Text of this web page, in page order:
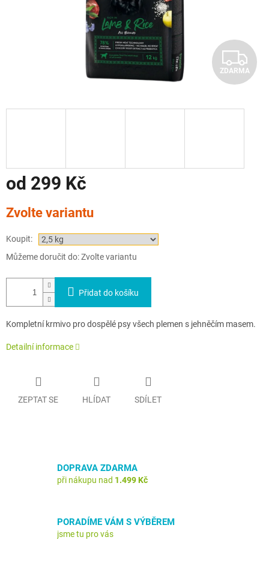
Z
D
ZDARMA
od 299 Kč
cena:
Zvolte variantu
Koupit:
Můžeme doručit do:Zvolte variantu
Přidat do košíku
Kompletní krmivo pro dospělé psy všech plemen s jehněčím masem.
Detailní informace
ZEPTAT SE HLÍDAT SDÍLET
DOPRAVA ZDARMA
při nákupu nad 1.499 Kč
PORADÍME VÁM S VÝBĚREM
jsme tu pro vás